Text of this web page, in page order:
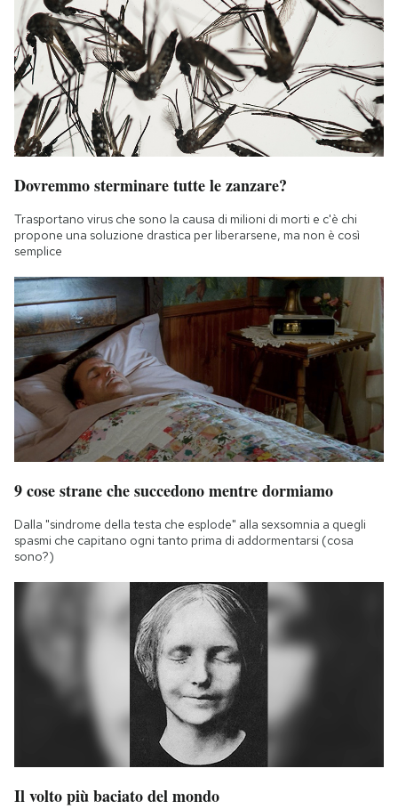
Dovremmo sterminare tutte le zanzare?
Trasportano virus che sono la causa di milioni di morti e c'è chi
propone una soluzione drastica per liberarsene, ma non è così
semplice
9 cose strane che succedono mentre dormiamo
Dalla "sindrome della testa che esplode" alla sexsomnia a quegli
spasmi che capitano ogni tanto prima di addormentarsi (cosa
sono?)
Il volto più baciato del mondo